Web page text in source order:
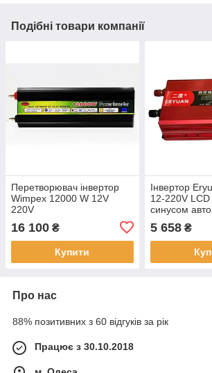
Подібні товари компанії
Перетворювач інвертор
Wimpex 12000 W 12V
220V
16 100 ₴
Купити
Інвертор
12-220V LCD
синусом
5 658₴
Про нас
88% позитивних з 60 відгуків за рік
Працює з 30.10.2018